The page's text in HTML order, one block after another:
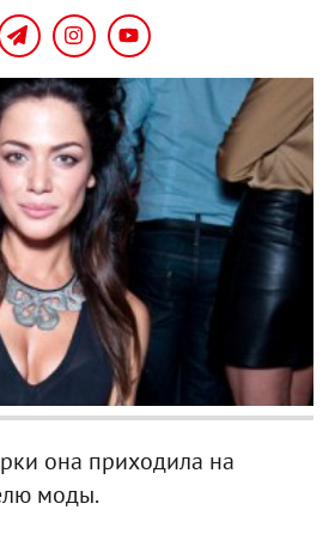
она приходила на
моды.